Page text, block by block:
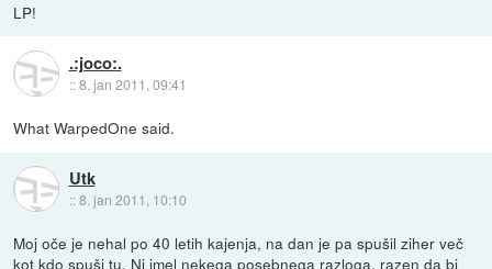
LP!
.:joco:.
::8. jan 2011, 09:41
What WarpedOne said.
Utk
::8. jan 2011, 10:10
Moj oče je nehal po 40 letih kajenja, na dan je pa spušil ziher več
kot kdo spuši tu. Ni imel nekega posebnega razloga, razen da bi